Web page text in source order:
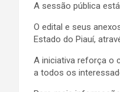
A sessão pública
O edital e seus
Estado do Piauí,
A iniciativa reforça o
a todos os